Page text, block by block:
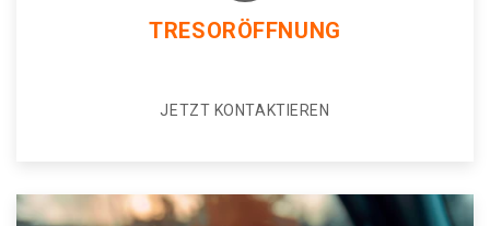
TRESORÖFFNUNG
JETZT KONTAKTIEREN